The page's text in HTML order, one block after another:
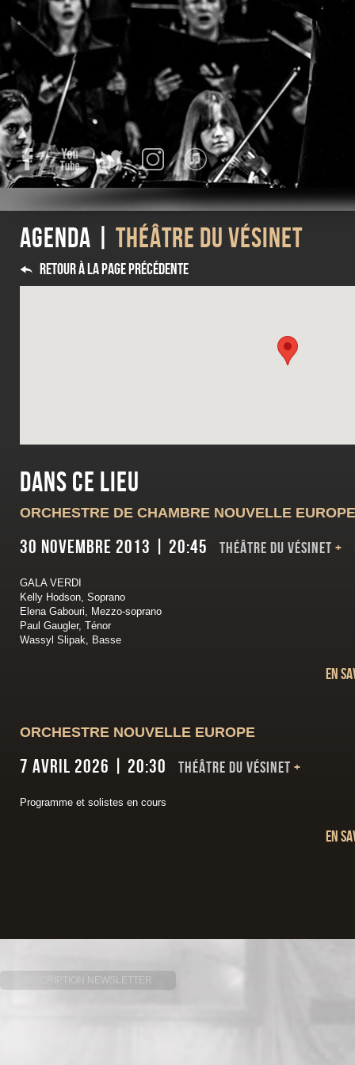
FacebookYouTube Twitter InstagramiTunes
Agenda | Théâtre du Vésinet
Retour à la page précédente
Dans ce lieu
ORCHESTRE DE CHAMBRE NOUVELLE EUROPE
30 novembre 2013 | 20:45 Théâtre du Vésinet +
GALA VERDI
Kelly Hodson, Soprano
Elena Gabouri, Mezzo-soprano
Paul Gaugler, Ténor
Wassyl Slipak, Basse
En
ORCHESTRE NOUVELLE EUROPE
7 avril 2026 | 20:30 Théâtre du Vésinet +
Programme et solistes en cours
En
INSCRIPTION NEWSLETTER